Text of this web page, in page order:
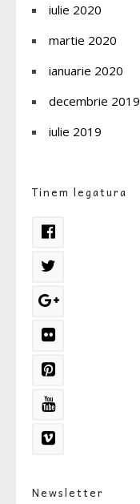
iulie 2020
martie 2020
ianuarie 2020
decembrie 2019
iulie 2019
Tinem legatura
Newsletter